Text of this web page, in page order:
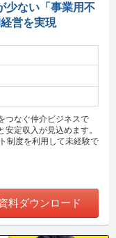
少ない「事業用不
営を実現
つなぐ仲介ビジネスで
定収入が見込めます。
制度を利用して未経験で
料ダウンロード